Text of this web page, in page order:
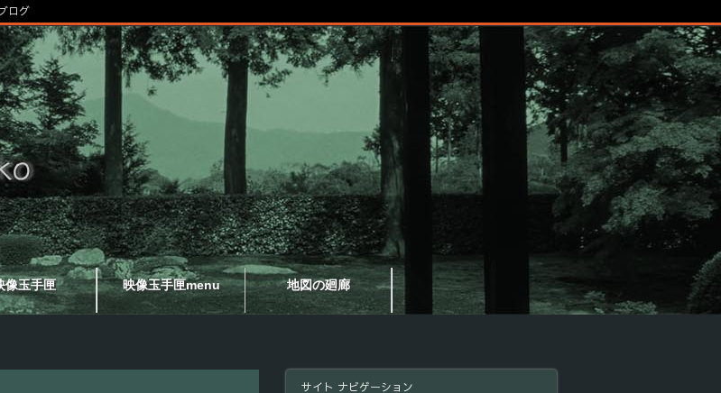
像玉手匣 映像玉手匣menu 地図の廻廊
ログ
サイト ナビゲーション